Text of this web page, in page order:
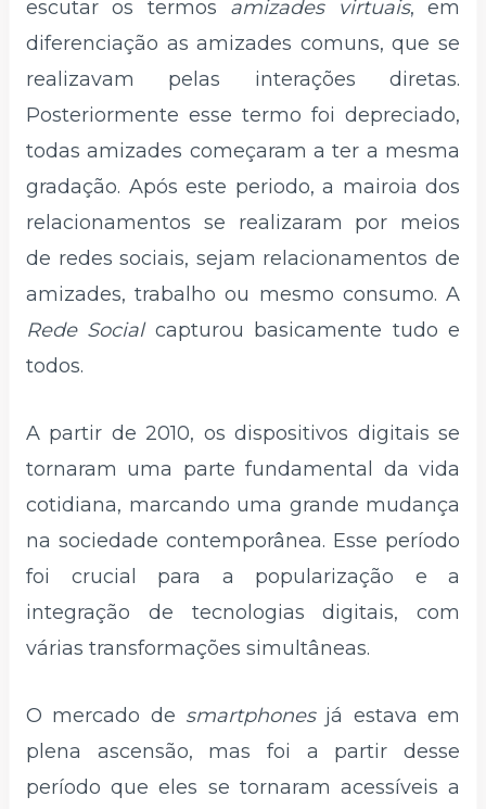
escutar os termos amizades virtuais, em
diferenciação as amizades comuns, que se
realizavam pelas interações diretas.
Posteriormente esse termo foi depreciado,
todas amizades começaram a ter a mesma
gradação. Após este periodo, a mairoia dos
relacionamentos se realizaram por meios
de redes sociais, sejam relacionamentos de
amizades, trabalho ou mesmo consumo. A
Rede Socialcapturou basicamente tudo e
todos.
A partir de 2010, os dispositivos digitais se
tornaram uma parte fundamental da vida
cotidiana, marcando uma grande mudança
na sociedade contemporânea. Esse período
foi crucial para a popularização e a
integração de tecnologias digitais, com
várias transformações simultâneas.
O mercado de smartphonesjá estava em
plena ascensão, mas foi a partir desse
período que eles se tornaram acessíveis a